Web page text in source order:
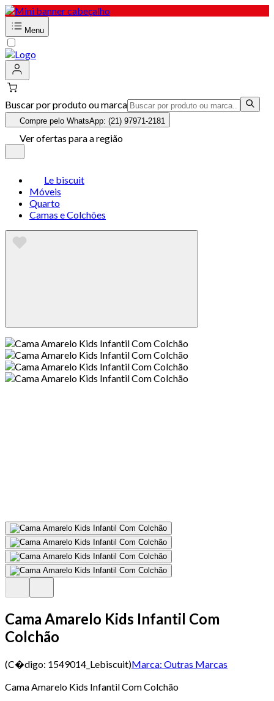
Menu
Buscar por produto ou marca
Compre pelo WhatsApp: (21) 97971-2181
Ver ofertas para a região
Le biscuit
Móveis
Quarto
Camas e Colchões
Cama Amarelo Kids Infantil Com
Colchão
(C�digo: 1549014_Lebiscuit)Marca: Outras Marcas
Cama Amarelo Kids Infantil Com Colchão